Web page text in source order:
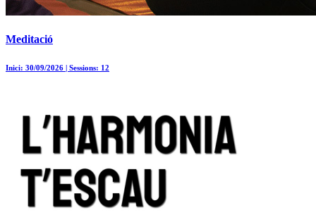
Meditació
Inici: 30/09/2026 | Sessions: 12